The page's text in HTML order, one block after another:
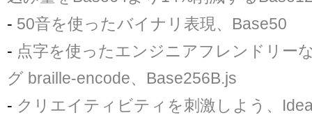
- 50音を使ったバイナリ表現、Base50
- 点字を使ったエンジニアフレンドリー
グ braille-encode、Base256B.js
- クリエイティビティを刺激しよう、